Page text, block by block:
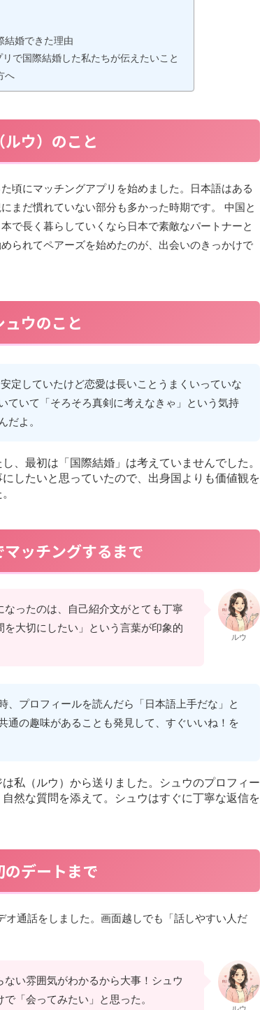
結婚できた理由
で国際結婚した私たちが伝えたいこと
へ
ルウ）のこと
頃にマッチングアプリを始めました。日本語はある
まだ慣れていない部分も多かった時期です。 中国と
で長く暮らしていくなら日本で素敵なパートナーと
られてペアーズを始めたのが、出会いのきっかけで
ュウのこと
定していたけど恋愛は長いことうまくいっていな
ていて「そろそろ真剣に考えなきゃ」という気持
だよ。
、最初は「国際結婚」は考えていませんでした。
したいと思っていたので、出身国よりも価値観を
マッチングするまで
ったのは、自己紹介文がとても丁寧
大切にしたい」という言葉が印象的
ルウ
、プロフィールを読んだら「日本語上手だな」と
通の趣味があることも発見して、すぐいいね！を
私（ルウ）から送りました。シュウのプロフィー
然な質問を添えて。シュウはすぐに丁寧な返信を
のデートまで
オ通話をしました。画面越しでも「話しやすい人だ
い雰囲気がわかるから大事！シュウ
「会ってみたい」と思った。